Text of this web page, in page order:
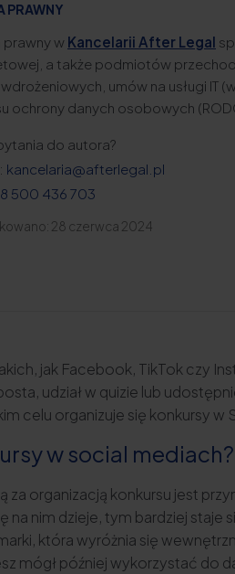
PRAWNY
prawny w Kancelarii After Legal
a także podmiotów
umów na usługi
ochrony danych osobowych
do autora?
kancelaria@afterlegal.pl
500 436 703
28 czerwca 2024
jak Facebook, TikTok czy
udział w quizie lub
celu organizuje się konkursy
w social mediach?
za organizacją konkursu jest
na nim dzieje, tym bardziej
która wyróżnia się
mógł później wykorzystać do